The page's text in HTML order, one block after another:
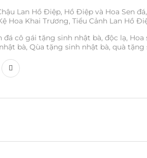
Lan Hồ Điệp, Hồ Điệp và Hoa Sen đá,
Hoa Khai Trương, Tiểu Cảnh Lan Hồ
đá cô gái tặng sinh nhật bà, độc lạ, Hoa
bà, Qùa tặng sinh nhật bà, quà tặng